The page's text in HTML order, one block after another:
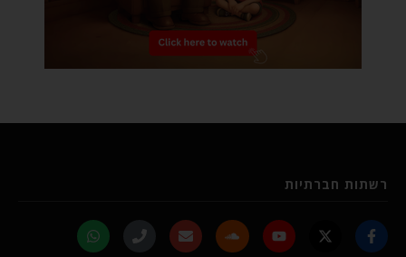
רשתות חברתיות